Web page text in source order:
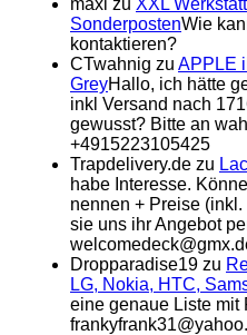
SonderpostenWie
kontaktieren?
CTwahnig zu APPLE
GreyHallo, ich hätte
inkl Versand nach
gewusst? Bitte an
+4915223105425
Trapdelivery.de zu
habe Interesse.
nennen + Preise
sie uns ihr Angebot
Dropparadise19 zu
LG, Nokia, HTC,
eine genaue Liste mit